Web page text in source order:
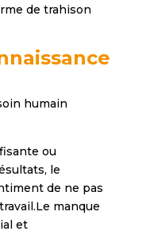
de trahison
humain
ou
le
de ne pas
manque
et